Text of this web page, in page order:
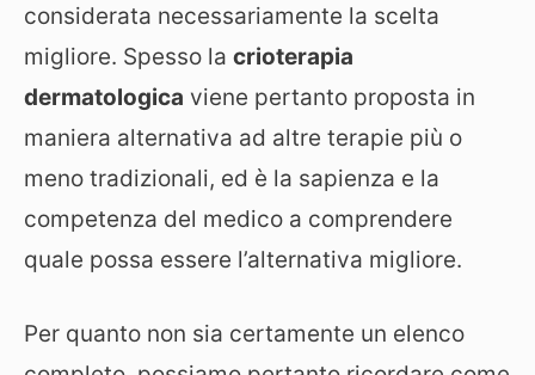
considerata necessariamente la scelta
migliore. Spesso la crioterapia
dermatologica viene pertanto proposta in
maniera alternativa ad altre terapie più o
meno tradizionali, ed è la sapienza e la
competenza del medico a comprendere
quale possa essere l’alternativa migliore.
Per quanto non sia certamente un elenco